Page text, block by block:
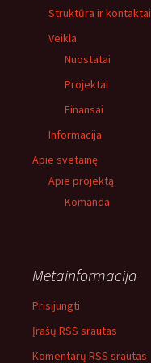
Struktūra ir kontaktai
Veikla
Nuostatai
Projektai
Finansai
Informacija
Apie svetainę
Apie projektą
Komanda
Metainformacija
Prisijungti
Įrašų RSS srautas
Komentarų RSS srautas